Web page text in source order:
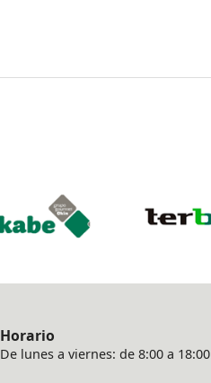
Horario
De lunes a viernes: de 8:00 a 18:00